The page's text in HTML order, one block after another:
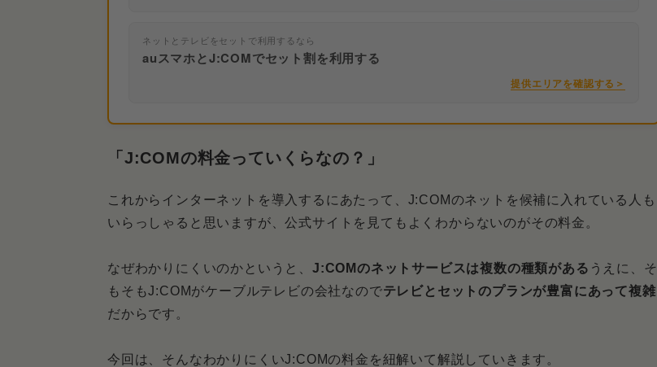
ネットとテレビをセットで利用するなら
auスマホとJ:COMでセット割を利用する
提供エリアを確認する＞
「J:COMの料金っていくらなの？」
これからインターネットを導入するにあたって、J:COMのネットを候補に入れている人も
いらっしゃると思いますが、公式サイトを見てもよくわからないのがその料金。
なぜわかりにくいのかというと、 J:COMのネットサービスは複数の種類がある うえに、そ
もそもJ:COMがケーブルテレビの会社なのでテレビとセットのプランが豊富にあって複雑
だからです。
今回は、そんなわかりにくいJ:COMの料金を紐解いて解説していきます。